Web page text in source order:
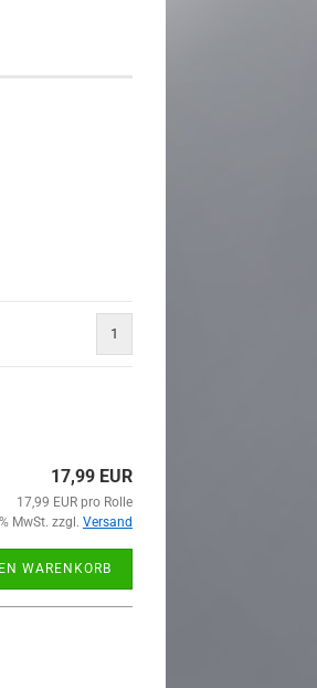
1
17,99 EUR
17,99 EUR pro Rolle
MwSt. zzgl. Versand
WARENKORB